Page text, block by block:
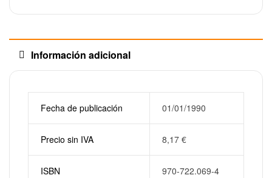
Información adicional
Fecha de publicación 01/01/1990
Precio sin IVA 8,17 €
ISBN 970-722.069-4